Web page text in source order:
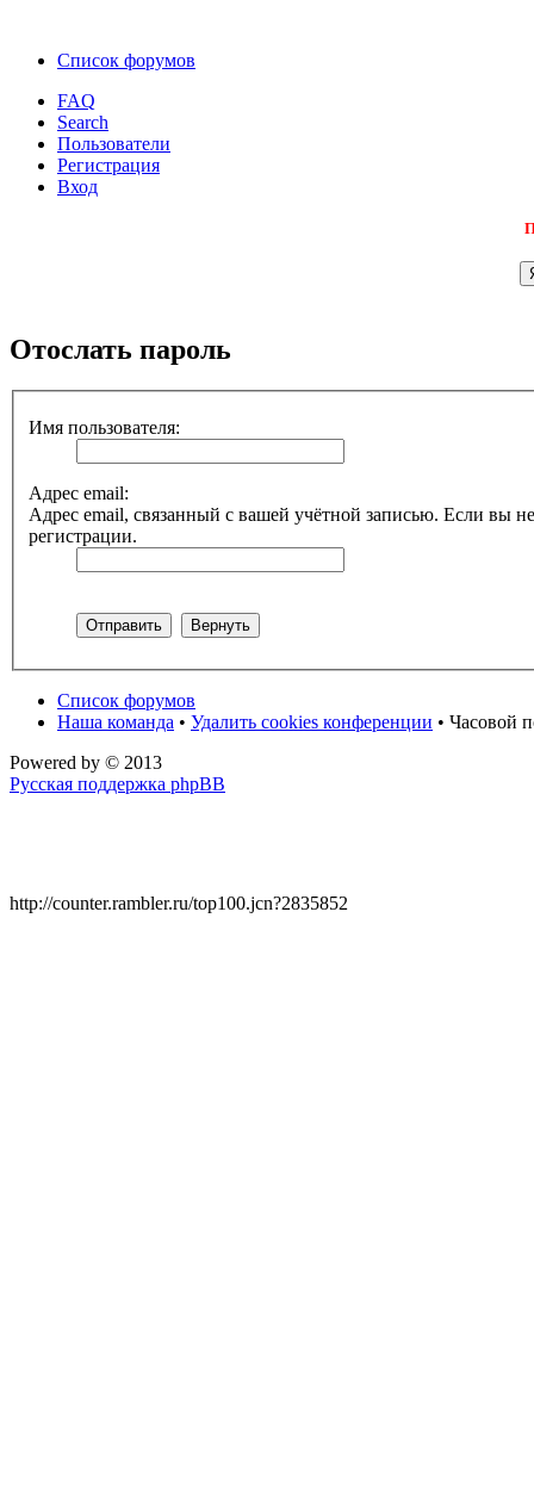
Список форумов
FAQ
Search
Пользователи
Регистрация
Вход
Отослать пароль
Имя пользователя:
Адрес email:
Адрес email, связанный с вашей учётной записью. Если вы
регистрации.
Список форумов
Наша команда • Удалить cookies конференции • Часовой
Powered by © 2013
Русская поддержка phpBB
http://counter.rambler.ru/top100.jcn?2835852